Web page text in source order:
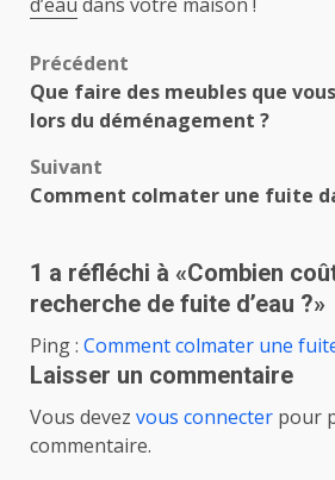
Navigation
d’article
Précédent
Que faire des meubles que
lors du déménagement ?
Suivant
Comment colmater une fuite
1 a réfléchi à «Combien
recherche de fuite d’eau ?»
Ping : Comment colmater une
Laisser un commentaire
Vous devez vous connecter pour
commentaire.